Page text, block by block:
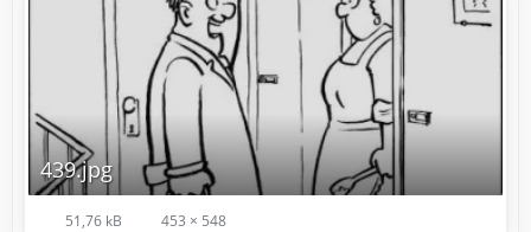
439.jpg
51,76 kB 453 × 548